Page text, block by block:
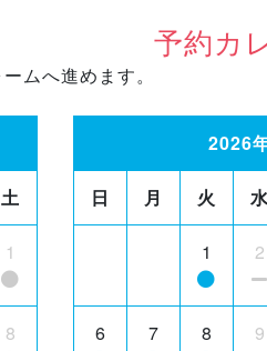
予約カ
ムへ進めます。
土
1
8
2026
日 月 火
1 2
6 7 8 9